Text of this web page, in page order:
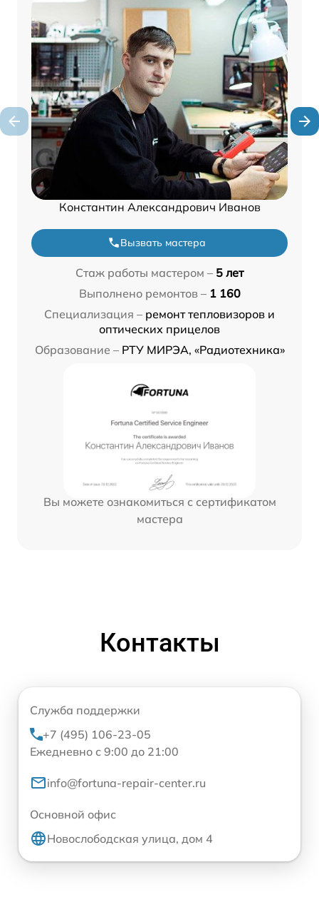
Константин Александрович Иванов
Вызвать мастера
Стаж работы мастером – 5 лет
Выполнено ремонтов – 1 160
Специализация – ремонт тепловизоров и
оптических прицелов
Образование – РТУ МИРЭА, «Радиотехника»
Вы можете ознакомиться с сертификатом
мастера
Контакты
Служба поддержки
+7 (495) 106-23-05
Ежедневно с 9:00 до 21:00
info@fortuna-repair-center.ru
Основной офис
Новослободская улица, дом 4